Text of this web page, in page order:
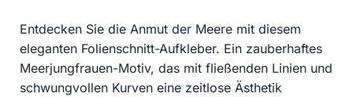
Entdecken Sie die Anmut der Meere mit diesem
eleganten Folienschnitt-Aufkleber. Ein zauberhaftes
Meerjungfrauen-Motiv, das mit fließenden Linien und
schwungvollen Kurven eine zeitlose Ästhetik